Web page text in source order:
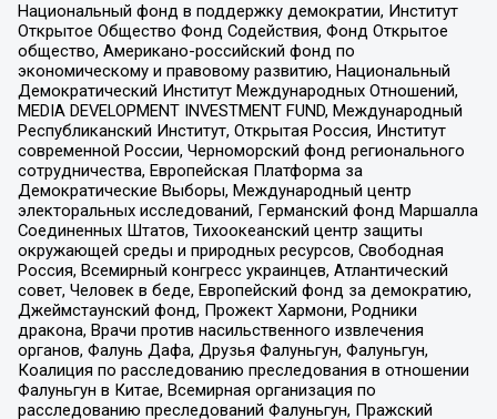
Национальный фонд в поддержку демократии, Институт
Открытое Общество Фонд Содействия, Фонд Открытое
общество, Американо-российский фонд по
экономическому и правовому развитию, Национальный
Демократический Институт Международных Отношений,
MEDIA DEVELOPMENT INVESTMENT FUND, Международный
Республиканский Институт, Открытая Россия, Институт
современной России, Черноморский фонд регионального
сотрудничества, Европейская Платформа за
Демократические Выборы, Международный центр
электоральных исследований, Германский фонд Маршалла
Соединенных Штатов, Тихоокеанский центр защиты
окружающей среды и природных ресурсов, Свободная
Россия, Всемирный конгресс украинцев, Атлантический
совет, Человек в беде, Европейский фонд за демократию,
Джеймстаунский фонд, Прожект Хармони, Родники
дракона, Врачи против насильственного извлечения
органов, Фалунь Дафа, Друзья Фалуньгун, Фалуньгун,
Коалиция по расследованию преследования в отношении
Фалуньгун в Китае, Всемирная организация по
расследованию преследований Фалуньгун, Пражский